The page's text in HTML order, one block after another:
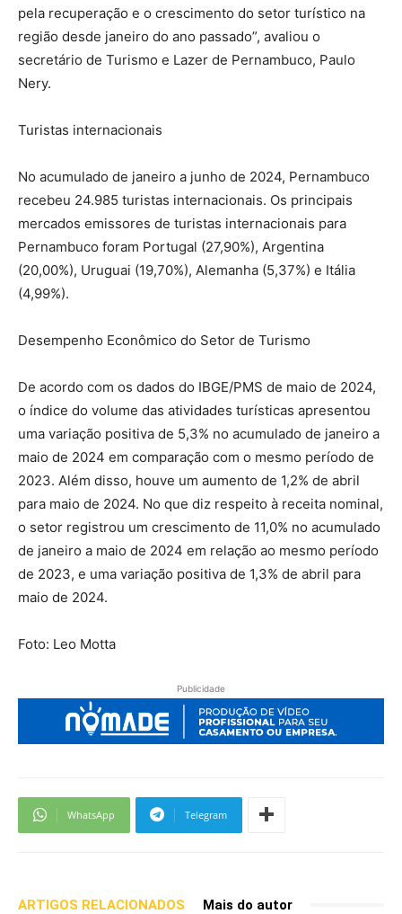
pela recuperação e o crescimento do setor turístico na
região desde janeiro do ano passado”, avaliou o
secretário de Turismo e Lazer de Pernambuco, Paulo
Nery.
Turistas internacionais
No acumulado de janeiro a junho de 2024, Pernambuco
recebeu 24.985 turistas internacionais. Os principais
mercados emissores de turistas internacionais para
Pernambuco foram Portugal (27,90%), Argentina
(20,00%), Uruguai (19,70%), Alemanha (5,37%) e Itália
(4,99%).
Desempenho Econômico do Setor de Turismo
De acordo com os dados do IBGE/PMS de maio de 2024,
o índice do volume das atividades turísticas apresentou
uma variação positiva de 5,3% no acumulado de janeiro a
maio de 2024 em comparação com o mesmo período de
2023. Além disso, houve um aumento de 1,2% de abril
para maio de 2024. No que diz respeito à receita nominal,
o setor registrou um crescimento de 11,0% no acumulado
de janeiro a maio de 2024 em relação ao mesmo período
de 2023, e uma variação positiva de 1,3% de abril para
maio de 2024.
Foto: Leo Motta
Publicidade
WhatsApp Telegram
ARTIGOS RELACIONADOS Mais do autor